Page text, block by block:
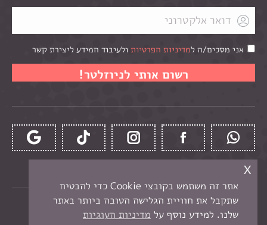
אני מסכים/ה למדיניות הפרטיות ולעיבוד המידע ליצירת קשר
כל הזכויות שמורות לקרן -חנות יצירה בנתניה
תפריט תחתון
אתר זה משתמש בקובצי Cookie כדי להבטיח
שתקבל את חוויית הגלישה הטובה ביותר באתר
שלנו. למידע נוסף על מדיניות העוגיות
x